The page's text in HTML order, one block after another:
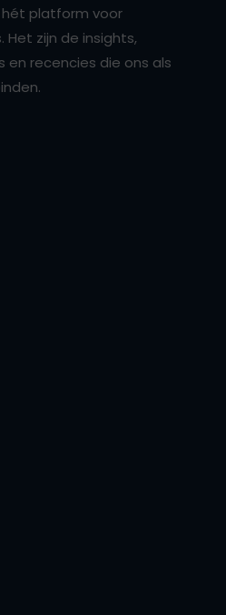
hét platform voor
zijn de insights,
en recencies die ons als